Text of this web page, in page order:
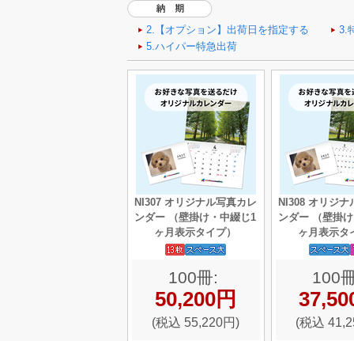
NI307 オリジナル写真カレ
ンダー （壁掛け・中綴じ1
ヶ月表示タイプ）
100冊:
50,200円
(税込 55,220円)
NI308 オリジナ
ンダー （壁掛
ヶ月表示タ
100
(税込